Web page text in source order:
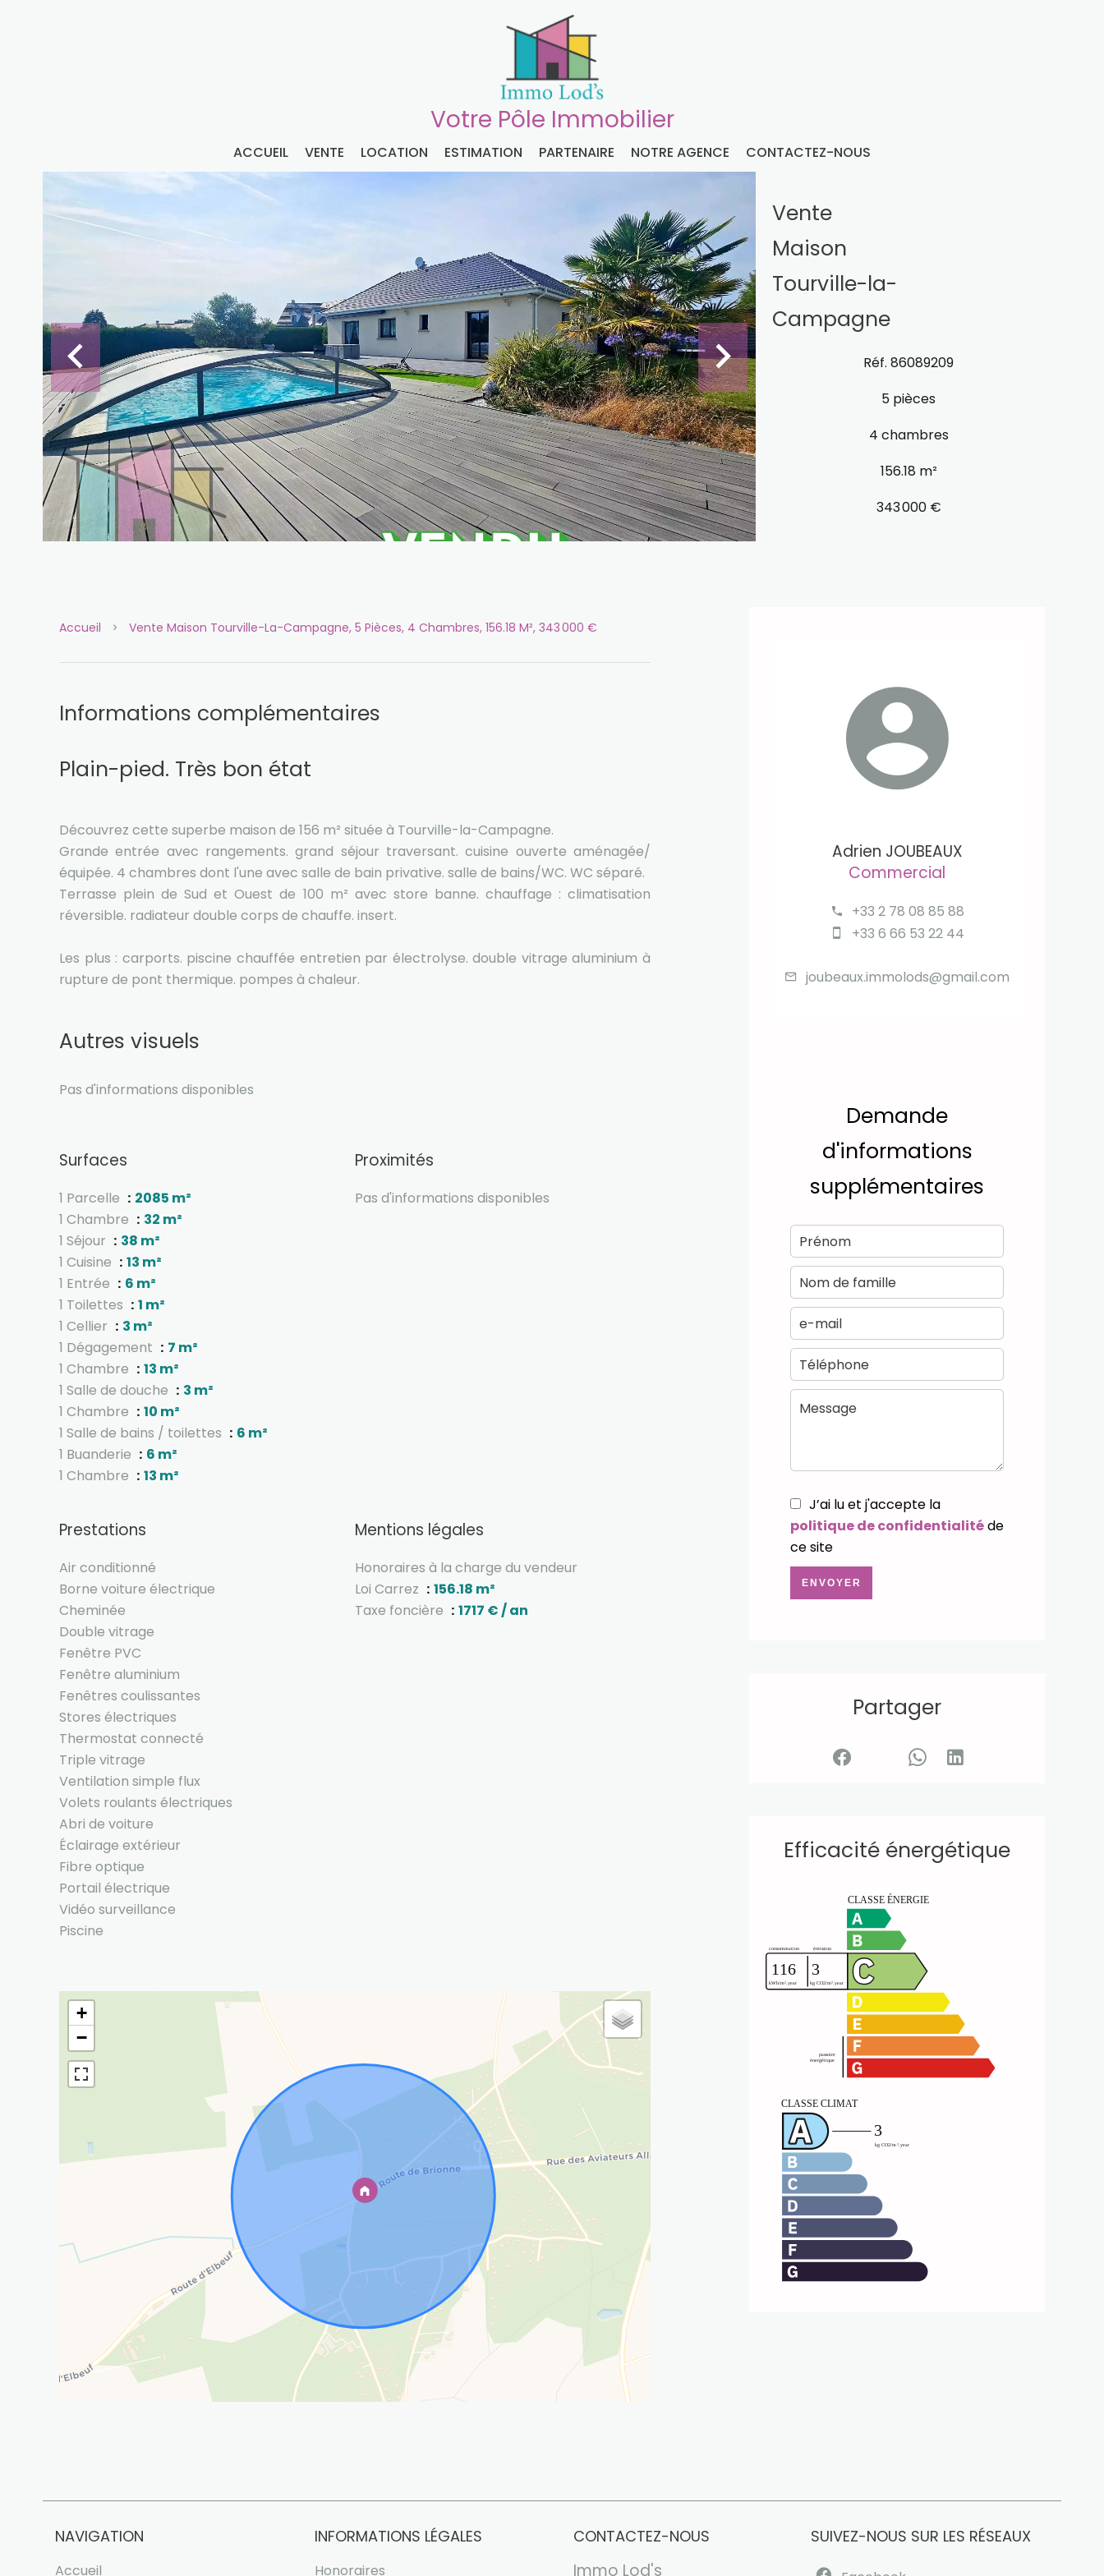
Votre Pôle Immobilier
ACCUEIL VENTE LOCATION ESTIMATION PARTENAIRE NOTRE AGENCE CONTACTEZ-NOUS
Vente
Maison
Tourville-la-
Campagne
Réf. 86089209
5 pièces
4 chambres
156.18 m²
343 000 €
Accueil Vente Maison Tourville-La-Campagne, 5 Pièces, 4 Chambres, 156.18 M², 343 000 €
Informations complémentaires
Plain-pied. Très bon état
Découvrez cette superbe maison de 156 m² située à Tourville-la-Campagne.
Grande entrée avec rangements. grand séjour traversant. cuisine ouverte aménagée/
équipée. 4 chambres dont l'une avec salle de bain privative. salle de bains/WC. WC séparé.
Terrasse plein de Sud et Ouest de 100 m² avec store banne. chauffage : climatisation
réversible. radiateur double corps de chauffe. insert.
Les plus : carports. piscine chauffée entretien par électrolyse. double vitrage aluminium à
rupture de pont thermique. pompes à chaleur.
Autres visuels
Pas d'informations disponibles
Surfaces
1 Parcelle
2085 m²
1 Chambre
32 m²
1 Séjour
38 m²
1 Cuisine
13 m²
1 Entrée
6 m²
1 Toilettes
1 m²
1 Cellier
3 m²
1 Dégagement
7 m²
1 Chambre
13 m²
1 Salle de douche
3 m²
1 Chambre
10 m²
1 Salle de bains / toilettes
6 m²
1 Buanderie
6 m²
1 Chambre
13 m²
Proximités
Pas d'informations disponibles
Prestations
Air conditionné
Borne voiture électrique
Cheminée
Double vitrage
Fenêtre PVC
Fenêtre aluminium
Fenêtres coulissantes
Stores électriques
Thermostat connecté
Triple vitrage
Ventilation simple flux
Volets roulants électriques
Abri de voiture
Éclairage extérieur
Fibre optique
Portail électrique
Vidéo surveillance
Piscine
Mentions légales
Honoraires à la charge du vendeur
Loi Carrez
156.18 m²
Taxe foncière
1717 € / an
+
−
Adrien JOUBEAUX
Commercial
+33 2 78 08 85 88
+33 6 66 53 22 44
joubeaux.immolods@gmail.com
Demande
d'informations
supplémentaires
J’ai lu et j'accepte la
politique de confidentialitéde
ce site
ENVOYER
Partager
Efficacité énergétique
NAVIGATION
Accueil
INFORMATIONS LÉGALES
Honoraires
CONTACTEZ-NOUS
Immo Lod's
SUIVEZ-NOUS SUR LES RÉSEAUX